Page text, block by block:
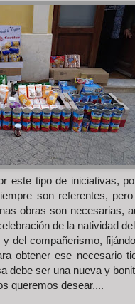
este tipo de iniciativas,
son referentes,
obras son necesarias,
de la natividad
del compañerismo,
obtener ese necesario
debe ser una nueva y
queremos desear....